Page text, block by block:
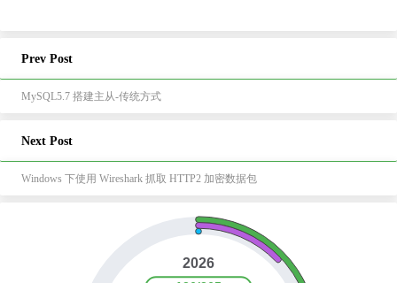
Prev Post
MySQL5.7 搭建主从-传统方式
Next Post
Windows 下使用 Wireshark 抓取 HTTP2 加密数据包